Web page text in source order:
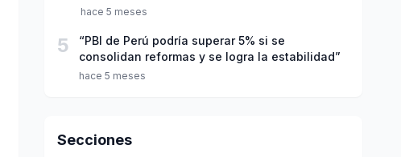
Perú
hace 5 meses
5
“PBI de Perú podría superar 5% si se
consolidan reformas y se logra la estabilidad”
hace 5 meses
Secciones